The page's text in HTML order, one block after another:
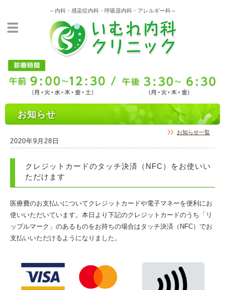
～内科・感染症内科・呼吸器内科・アレルギー科～
お知らせ
お知らせ一覧
2020年9月28日
クレジットカードのタッチ決済（NFC）をお使いい
ただけます
医療費のお支払いについてクレジットカードや電子マネーを便利にお
使いいただいています。本日より下記のクレジットカードのうち「リ
ップルマーク」のあるものをお持ちの場合はタッチ決済（NFC）でお
支払いいただけるようになりました。